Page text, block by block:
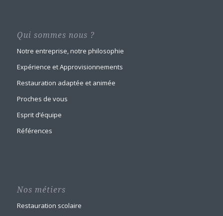
Qui sommes nous ?
Notre entreprise, notre philosophie
Expérience et Approvisionnements
Restauration adaptée et animée
Proches de vous
Esprit d’équipe
Références
Nos métiers
Restauration scolaire